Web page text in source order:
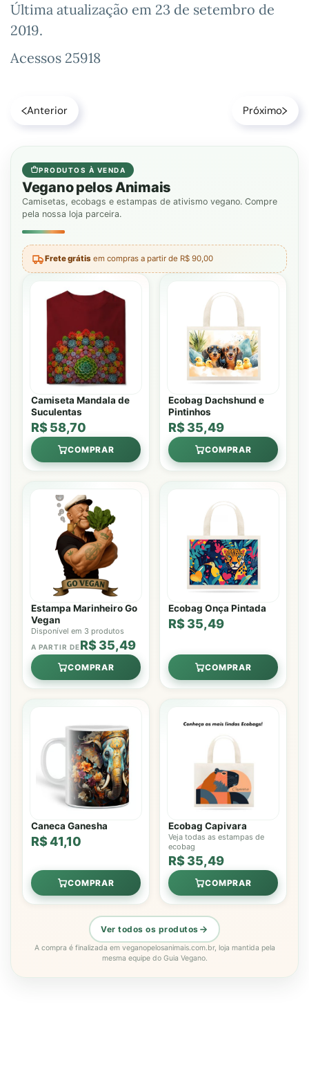
Última atualização em 23 de setembro de
2019.
Acessos 25918
Anterior Próximo
PRODUTOS À VENDA
Vegano pelos Animais
Camisetas, ecobags e estampas de ativismo vegano. Compre
pela nossa loja parceira.
Frete grátis em compras a partir de R$ 90,00
Camiseta Mandala de
Suculentas
R$ 58,70
COMPRAR
Ecobag Dachshund e
Pintinhos
R$ 35,49
COMPRAR
Estampa Marinheiro Go
Vegan
Disponível em 3 produtos
A PARTIR DER$ 35,49
COMPRAR
Ecobag Onça Pintada
R$ 35,49
COMPRAR
Caneca Ganesha
R$ 41,10
COMPRAR
Ecobag Capivara
Veja todas as estampas de
ecobag
R$ 35,49
COMPRAR
Ver todos os produtos
A compra é finalizada em veganopelosanimais.com.br, loja mantida pela
mesma equipe do Guia Vegano.